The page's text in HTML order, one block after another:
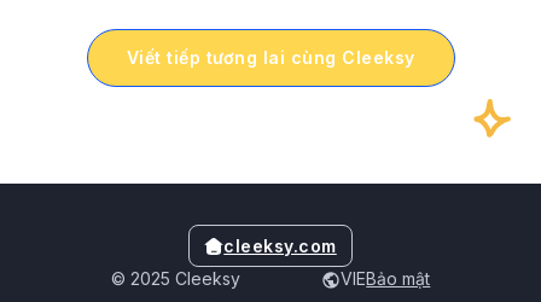
Viết tiếp tương lai cùng Cleeksy
cleeksy.com
© 2025 Cleeksy
VIEBảo mật